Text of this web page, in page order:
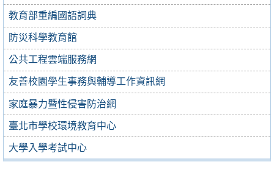
教育部重編國語詞典
防災科學教育館
公共工程雲端服務網
友善校園學生事務與輔導工作資訊網
家庭暴力暨性侵害防治網
臺北市學校環境教育中心
大學入學考試中心